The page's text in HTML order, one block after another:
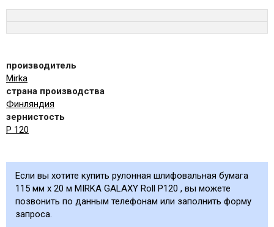
производитель
Mirka
страна производства
Финляндия
зернистость
Р 120
Если вы хотите купить рулонная шлифовальная бумага
115 мм х 20 м MIRKA GALAXY Roll P120 , вы можете
позвонить по данным телефонам или заполнить форму
запроса.